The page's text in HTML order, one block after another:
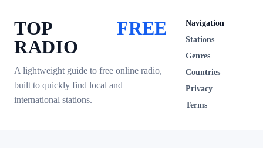
TOP
RADIO
FREE
A lightweight guide to free online radio,
built to quickly find local and
international stations.
Navigation
Stations
Genres
Countries
Privacy
Terms